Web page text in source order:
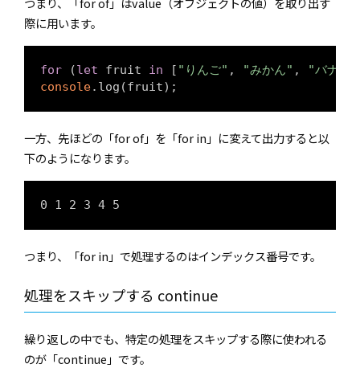
際に用います。
for (let fruit in [ "りんご" , "みかん" , "バナナ"
console
一方、先ほどの「for of」を「for in」に変えて出力すると以
下のようになります。
0 1 2 3 4 5
つまり、「for in」で処理するのはインデックス番号です。
処理をスキップする continue
繰り返しの中でも、特定の処理をスキップする際に使われる
のが「continue」です。